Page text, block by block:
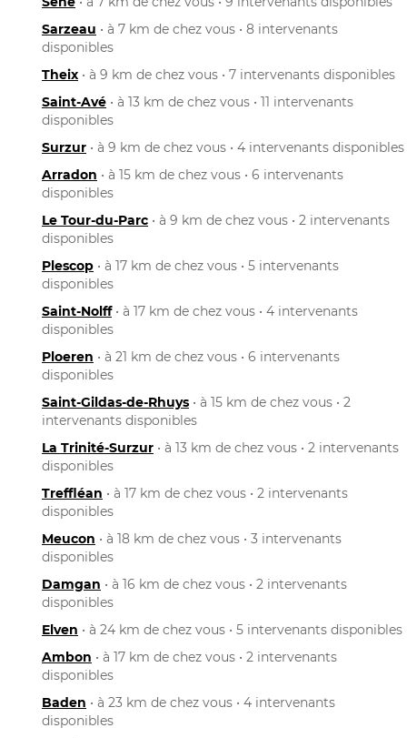
Sarzeau • à 7 km de chez vous • 8 intervenants
disponibles
Theix • à 9 km de chez vous • 7 intervenants disponibles
Saint-Avé • à 13 km de chez vous • 11 intervenants
disponibles
Surzur • à 9 km de chez vous • 4 intervenants disponibles
Arradon • à 15 km de chez vous • 6 intervenants
disponibles
Le Tour-du-Parc • à 9 km de chez vous • 2 intervenants
disponibles
Plescop • à 17 km de chez vous • 5 intervenants
disponibles
Saint-Nolff• à 17 km de chez vous • 4 intervenants
disponibles
Ploeren • à 21 km de chez vous • 6 intervenants
disponibles
Saint-Gildas-de-Rhuys • à 15 km de chez vous • 2
intervenants disponibles
La Trinité-Surzur • à 13 km de chez vous • 2 intervenants
disponibles
Treffléan • à 17 km de chez vous • 2 intervenants
disponibles
Meucon • à 18 km de chez vous • 3 intervenants
disponibles
Damgan • à 16 km de chez vous • 2 intervenants
disponibles
Elven • à 24 km de chez vous • 5 intervenants disponibles
Ambon • à 17 km de chez vous • 2 intervenants
disponibles
Baden • à 23 km de chez vous • 4 intervenants
disponibles